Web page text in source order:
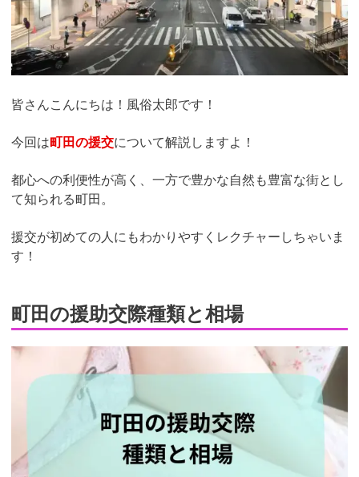
皆さんこんにちは！風俗太郎です！
今回は町田の援交について解説しますよ！
都心への利便性が高く、一方で豊かな自然も豊富な街とし
て知られる町田。
援交が初めての人にもわかりやすくレクチャーしちゃいま
す！
町田の援助交際種類と相場